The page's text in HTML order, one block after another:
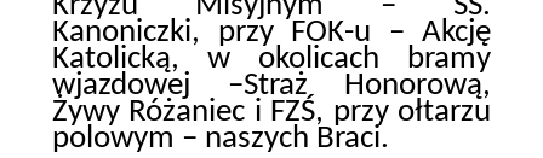
Krzyżu Misyjnym – SS.
Kanoniczki, przy FOK-u – Akcję
Katolicką, w okolicach bramy
wjazdowej –Straż Honorową,
Żywy Różaniec i FZŚ, przy ołtarzu
polowym – naszych Braci.